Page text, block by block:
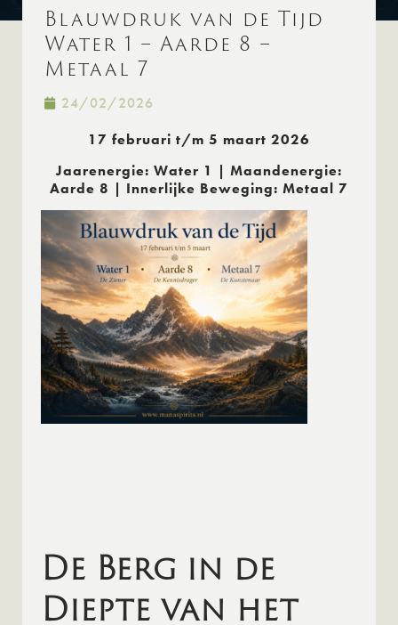
Blauwdruk van de Tijd
Water 1 – Aarde 8 –
Metaal 7
24/02/2026
17 februari t/m 5 maart 2026
Jaarenergie: Water 1 | Maandenergie:
Aarde 8 | Innerlijke Beweging: Metaal 7
De Berg in de
Diepte van het